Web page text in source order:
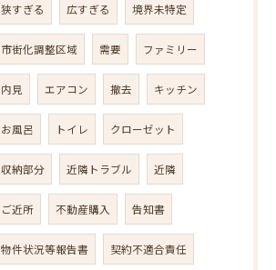
狭すぎる 広すぎる 境界未特定
市街化調整区域 需要 ファミリー
内見 エアコン 撤去 キッチン
お風呂 トイレ クローゼット
収納部分 近隣トラブル 近隣
ご近所 不動産購入 告知書
物件状況等報告書 契約不適合責任